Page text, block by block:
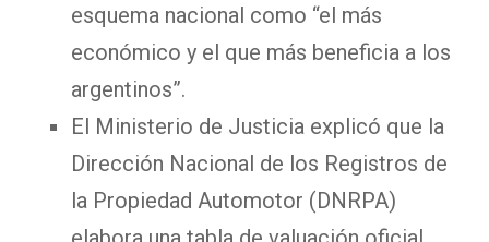
esquema nacional como “el más
económico y el que más beneficia a los
argentinos”.
El Ministerio de Justicia explicó que la
Dirección Nacional de los Registros de
la Propiedad Automotor (DNRPA)